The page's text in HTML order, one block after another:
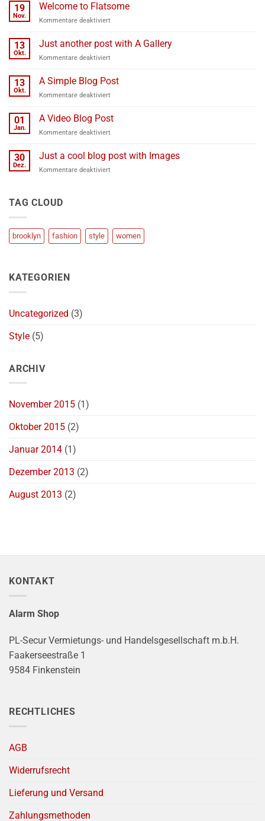
19
Nov.
Welcome to Flatsome
Kommentare deaktiviert
to
13
Okt.
Just another post with A Gallery
Kommentare deaktiviert
another
with
Gallery
13
Okt.
A Simple Blog Post
Kommentare deaktiviert
Simple
Post
01
Jan.
A Video Blog Post
Kommentare deaktiviert
Video
Post
30
Dez.
Just a cool blog post with Images
Kommentare deaktiviert
with
Images
TAG CLOUD
brooklyn fashion style women
KATEGORIEN
Uncategorized (3)
Style (5)
ARCHIV
November 2015 (1)
Oktober 2015 (2)
Januar 2014 (1)
Dezember 2013 (2)
August 2013 (2)
KONTAKT
Alarm Shop
PL-Secur Vermietungs- und Handelsgesellschaft m.b.H.
Faakerseestraße 1
9584 Finkenstein
RECHTLICHES
AGB
Widerrufsrecht
Lieferung und Versand
Zahlungsmethoden